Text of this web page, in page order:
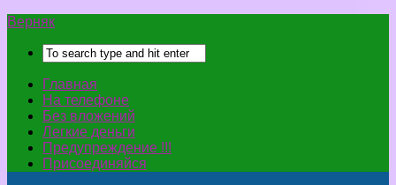
Верняк
Главная
На телефоне
Без вложений
Легкие деньги
Предупреждение !!!
Присоединяйся